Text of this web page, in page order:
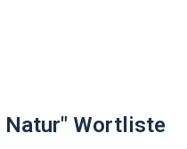
Natur" Wortliste